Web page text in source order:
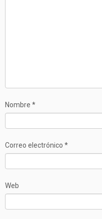
Nombre *
Correo electrónico *
Web